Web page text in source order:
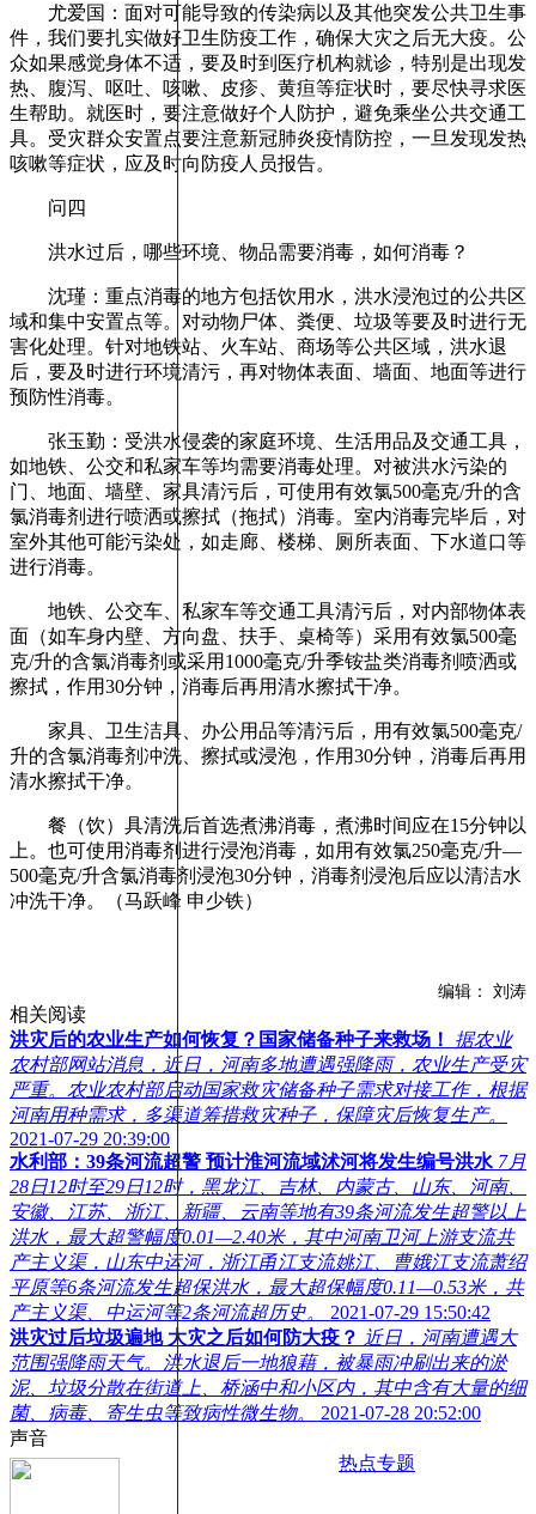
尤爱国：面对可能导致的传染病以及其他突发公共卫生事
件，我们要扎实做好卫生防疫工作，确保大灾之后无大疫。公
众如果感觉身体不适，要及时到医疗机构就诊，特别是出现发
热、腹泻、呕吐、咳嗽、皮疹、黄疸等症状时，要尽快寻求医
生帮助。就医时，要注意做好个人防护，避免乘坐公共交通工
具。受灾群众安置点要注意新冠肺炎疫情防控，一旦发现发热
咳嗽等症状，应及时向防疫人员报告。
问四
洪水过后，哪些环境、物品需要消毒，如何消毒？
沈瑾：重点消毒的地方包括饮用水，洪水浸泡过的公共区
域和集中安置点等。对动物尸体、粪便、垃圾等要及时进行无
害化处理。针对地铁站、火车站、商场等公共区域，洪水退
后，要及时进行环境清污，再对物体表面、墙面、地面等进行
预防性消毒。
张玉勤：受洪水侵袭的家庭环境、生活用品及交通工具，
如地铁、公交和私家车等均需要消毒处理。对被洪水污染的
门、地面、墙壁、家具清污后，可使用有效氯500毫克/升的含
氯消毒剂进行喷洒或擦拭（拖拭）消毒。室内消毒完毕后，对
室外其他可能污染处，如走廊、楼梯、厕所表面、下水道口等
进行消毒。
地铁、公交车、私家车等交通工具清污后，对内部物体表
面（如车身内壁、方向盘、扶手、桌椅等）采用有效氯500毫
克/升的含氯消毒剂或采用1000毫克/升季铵盐类消毒剂喷洒或
擦拭，作用30分钟，消毒后再用清水擦拭干净。
家具、卫生洁具、办公用品等清污后，用有效氯500毫克/
升的含氯消毒剂冲洗、擦拭或浸泡，作用30分钟，消毒后再用
清水擦拭干净。
餐（饮）具清洗后首选煮沸消毒，煮沸时间应在15分钟以
上。也可使用消毒剂进行浸泡消毒，如用有效氯250毫克/升—
500毫克/升含氯消毒剂浸泡30分钟，消毒剂浸泡后应以清洁水
冲洗干净。（马跃峰 申少铁）
编辑： 刘涛
相关阅读
洪灾后的农业生产如何恢复？国家储备种子来救场！ 据农业
农村部网站消息，近日，河南多地遭遇强降雨，农业生产受灾
严重。农业农村部启动国家救灾储备种子需求对接工作，根据
河南用种需求，多渠道筹措救灾种子，保障灾后恢复生产。
2021-07-29 20:39:00
水利部：39条河流超警 预计淮河流域沭河将发生编号洪水 7月
28日12时至29日12时，黑龙江、吉林、内蒙古、山东、河南、
安徽、江苏、浙江、新疆、云南等地有39条河流发生超警以上
洪水，最大超警幅度0.01—2.40米，其中河南卫河上游支流共
产主义渠，山东中运河，浙江甬江支流姚江、曹娥江支流萧绍
平原等6条河流发生超保洪水，最大超保幅度0.11—0.53米，共
产主义渠、中运河等2条河流超历史。
2021-07-29 15:50:42
洪灾过后垃圾遍地 大灾之后如何防大疫？ 近日，河南遭遇大
范围强降雨天气。洪水退后一地狼藉，被暴雨冲刷出来的淤
泥、垃圾分散在街道上、桥涵中和小区内，其中含有大量的细
菌、病毒、寄生虫等致病性微生物。
2021-07-28 20:52:00
声音
热点专题